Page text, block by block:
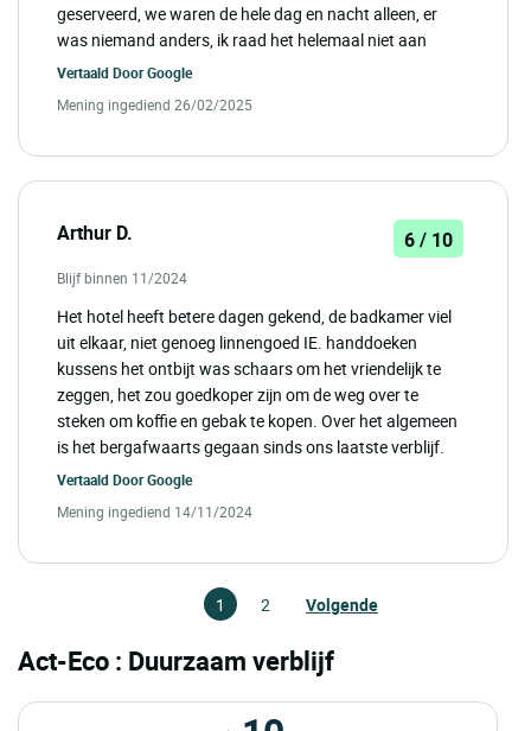
geserveerd, we waren de hele dag en nacht alleen, er
was niemand anders, ik raad het helemaal niet aan
Vertaald DoorGoogle
Mening ingediend 26/02/2025
Arthur D. 6 / 10
Blijf binnen 11/2024
Het hotel heeft betere dagen gekend, de badkamer viel
uit elkaar, niet genoeg linnengoed IE. handdoeken
kussens het ontbijt was schaars om het vriendelijk te
zeggen, het zou goedkoper zijn om de weg over te
steken om koffie en gebak te kopen. Over het algemeen
is het bergafwaarts gegaan sinds ons laatste verblijf.
Vertaald DoorGoogle
Mening ingediend 14/11/2024
1 2 Volgende
Act-Eco : Duurzaam verblijf